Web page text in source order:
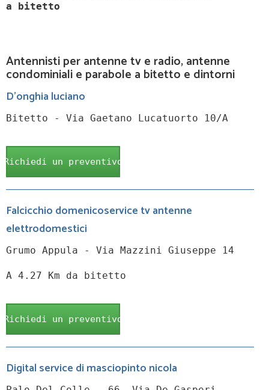
a
bitetto
Antennisti per antenne tv e radio, antenne
condominiali e parabole a bitetto e dintorni
D'onghia luciano
Bitetto - Via Gaetano Lucatuorto 10/A
Richiedi un preventivo
Falcicchio domenicoservice tv antenne
elettrodomestici
Grumo Appula - Via Mazzini Giuseppe 14
A 4.27 Km da bitetto
Richiedi un preventivo
Digital service di masciopinto nicola